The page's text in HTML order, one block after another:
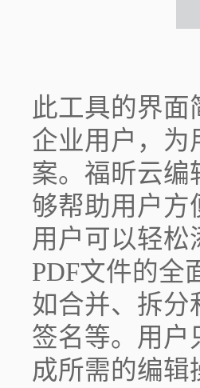
此工具的界
企业用户，为
案。福昕云编
够帮助用户方
用户可以轻
PDF文件的全
如合并、拆分
签名等。用户
成所需的编辑